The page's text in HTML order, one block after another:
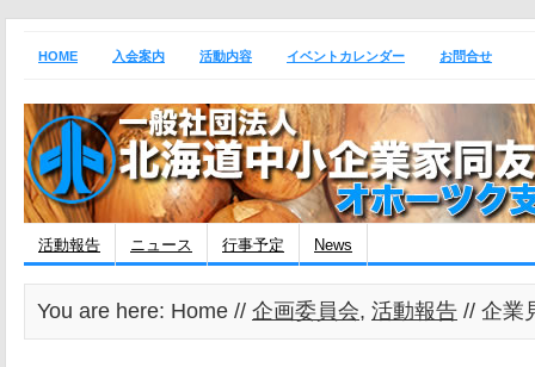
HOME 入会案内 活動内容 イベントカレンダー お問合せ
活動報告 ニュース 行事予定 News
You are here: Home // 企画委員会, 活動報告 // 企業